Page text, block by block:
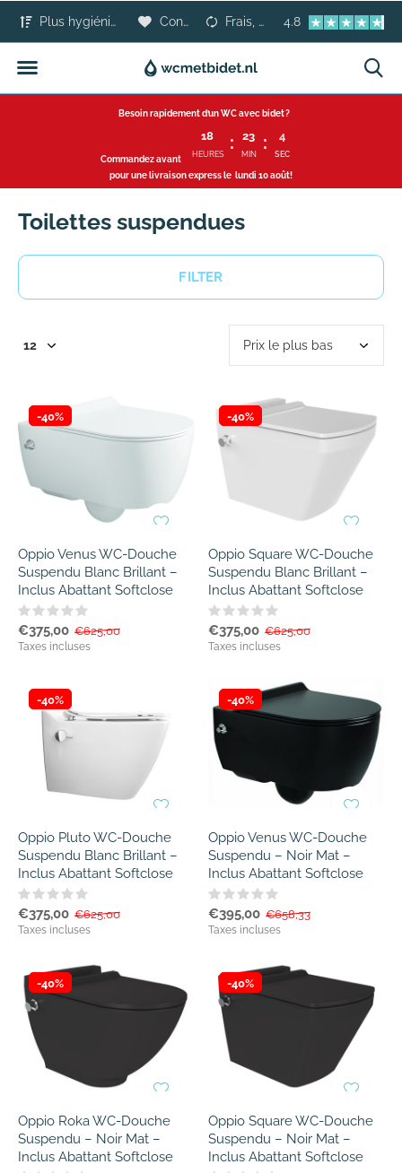
Besoin rapidement d’un WC avec bidet ?
Commandez avant
18
HEURES
23
MIN
4
SEC
pour une livraison express le lundi 10 août!
Plus hygiénique que le papier toilette Confort pour tous Frais, sûr et moderne 4.8
Toilettes suspendues
FILTER
-40%
Oppio Venus WC-Douche
Suspendu Blanc Brillant –
Inclus Abattant Softclose
€375,00 €625,00
Taxes incluses
-40%
Oppio Square WC-Douche
Suspendu Blanc Brillant –
Inclus Abattant Softclose
€375,00 €625,00
Taxes incluses
-40%
Oppio Pluto WC-Douche
Suspendu Blanc Brillant –
Inclus Abattant Softclose
€375,00 €625,00
Taxes incluses
-40%
Oppio Venus WC-Douche
Suspendu – Noir Mat –
Inclus Abattant Softclose
€395,00 €658,33
Taxes incluses
-40%
Oppio Roka WC-Douche
Suspendu – Noir Mat –
Inclus Abattant Softclose
-40%
Oppio Square WC-Douche
Suspendu – Noir Mat –
Inclus Abattant Softclose